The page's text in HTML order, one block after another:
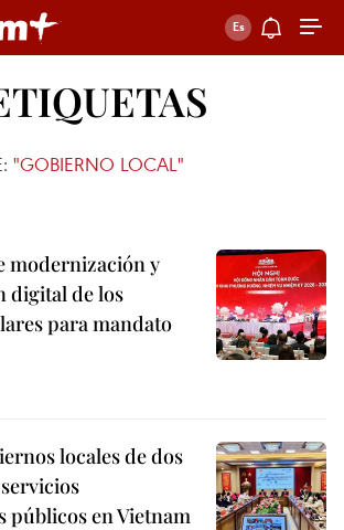
"GOBIERNO LOCAL"
modernización y
digital de los
para mandato
locales de dos
públicos en Vietnam